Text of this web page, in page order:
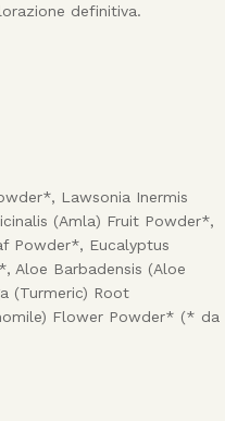
definitiva.
Lawsonia Inermis
(Amla) Fruit Powder*,
Powder*, Eucalyptus
Aloe Barbadensis (Aloe
(Turmeric) Root
Flower Powder* (* da